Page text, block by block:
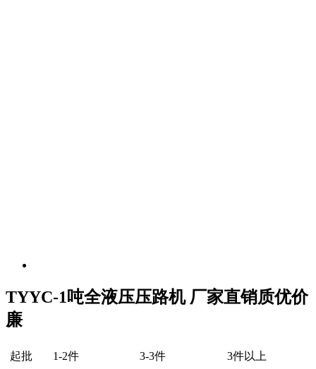
TYYC-1吨全液压压路机 厂家直销质优价
廉
起批 1-2件 3-3件
3件以上